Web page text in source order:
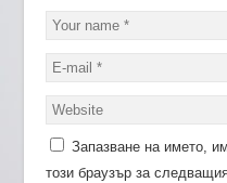
Запазване на името,
този браузър за